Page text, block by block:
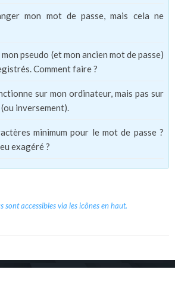
mon mot de passe, mais cela ne
pseudo (et mon ancien mot de passe)
Comment faire ?
sur mon ordinateur, mais pas sur
inversement).
minimum pour le mot de passe ?
exagéré ?
sont accessibles via les icônes en haut.